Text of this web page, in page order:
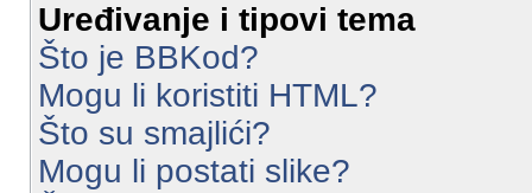
Uređivanje i tipovi tema
Što je BBKod?
Mogu li koristiti HTML?
Što su smajlići?
Mogu li postati slike?